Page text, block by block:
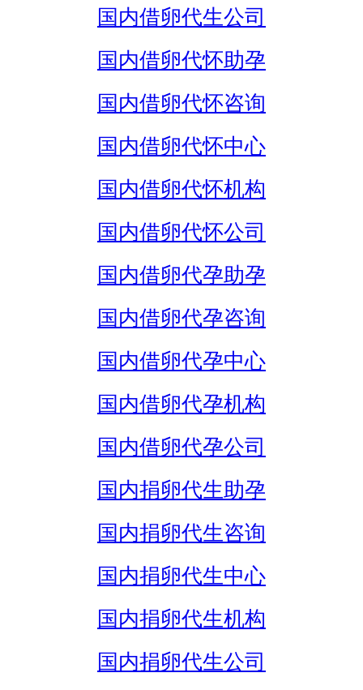
国内借卵代生公司
国内借卵代怀助孕
国内借卵代怀咨询
国内借卵代怀中心
国内借卵代怀机构
国内借卵代怀公司
国内借卵代孕助孕
国内借卵代孕咨询
国内借卵代孕中心
国内借卵代孕机构
国内借卵代孕公司
国内捐卵代生助孕
国内捐卵代生咨询
国内捐卵代生中心
国内捐卵代生机构
国内捐卵代生公司